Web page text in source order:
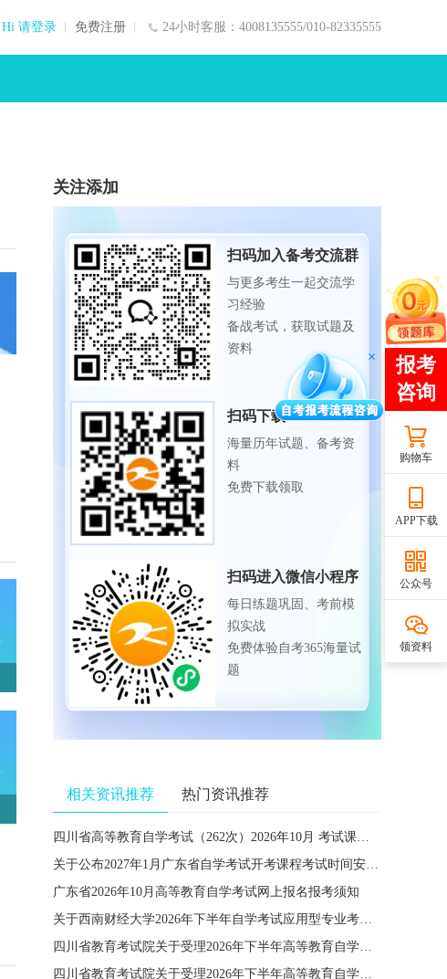
24小时客服：4008135555/010-82335555
Hi 请登录 免费注册
关注添加
扫码加入备考交流群
与更多考生一起交流学
习经验
备战考试，获取试题及
资料
扫码下载APP
海量历年试题、备考资
料
免费下载领取
扫码进入微信小程序
每日练题巩固、考前模
拟实战
免费体验自考365海量试
题
相关资讯推荐 热门资讯推荐
四川省高等教育自学考试（262次）2026年10月 考试课程简表
关于公布2027年1月广东省自学考试开考课程考试时间安排和使用教材的通知
广东省2026年10月高等教育自学考试网上报名报考须知
关于西南财经大学2026年下半年自学考试应用型专业考籍更改办理的通知
四川省教育考试院关于受理2026年下半年高等教育自学考试省际转考申请的通告
四川省教育考试院关于受理2026年下半年高等教育自学考试考籍更改申请的通告
购物车
APP下载
公众号
领资料